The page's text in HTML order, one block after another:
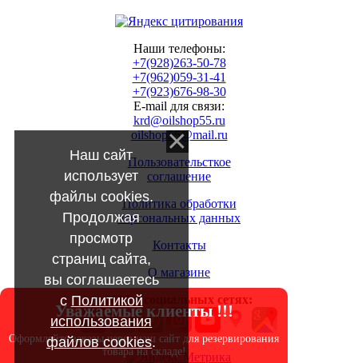
Наши телефоны:
+7(928)263-50-78
+7(962)059-31-41
+7(923)676-98-30
E-mail для связи:
krd@oilshop55.ru
oilshop55@mail.ru
Пользовательсткое
соглашение
Политика обработки
персональных данных
Контакты
О магазине
МЫ в социальных сетях:
Уважаемые клиенты !!!
Оформляйте заказы через наш сайт для резервирования
товара на складе!
Наш сайт
использует
файлы cookies.
Продолжая
просмотр
страниц сайта,
вы соглашаетесь
с Политикой
использования
файлов cookies.